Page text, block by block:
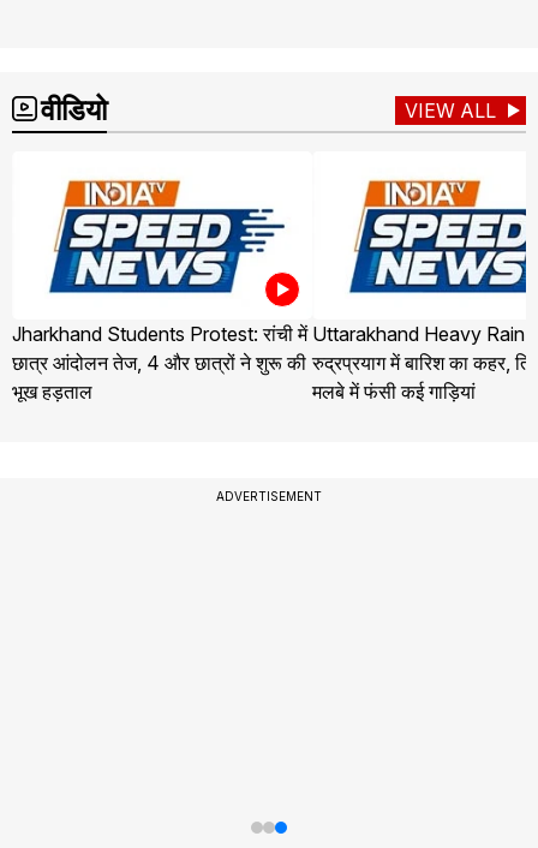
वीडियो VIEW ALL
Jharkhand Students Protest: रांची में
छात्र आंदोलन तेज, 4 और छात्रों ने शुरू की
भूख हड़ताल
Uttarakhand Heavy Rain
रुद्रप्रयाग में बारिश का कहर,
मलबे में फंसी कई गाड़ियां
ADVERTISEMENT